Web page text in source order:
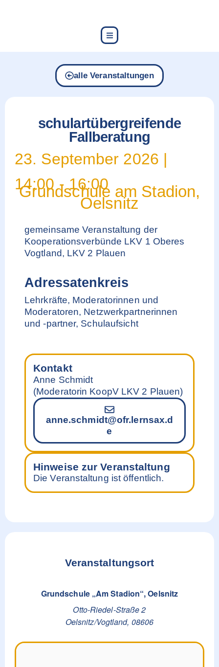
alle Veranstaltungen
schulartübergreifende
Fallberatung
23. September 2026 |
14:00 -16:00
Grundschule am Stadion,
Oelsnitz
gemeinsame Veranstaltung der
Kooperationsverbünde LKV 1 Oberes
Vogtland, LKV 2 Plauen
Adressatenkreis
Lehrkräfte, Moderatorinnen und
Moderatoren, Netzwerkpartnerinnen
und -partner, Schulaufsicht
Kontakt
Anne Schmidt
(Moderatorin KoopV LKV 2 Plauen)
anne.schmidt@ofr.lernsax.d
e
Hinweise zur Veranstaltung
Die Veranstaltung ist öffentlich.
Veranstaltungsort
Grundschule „Am Stadion“, Oelsnitz
Otto-Riedel-Straße 2
Oelsnitz/Vogtland, 08606